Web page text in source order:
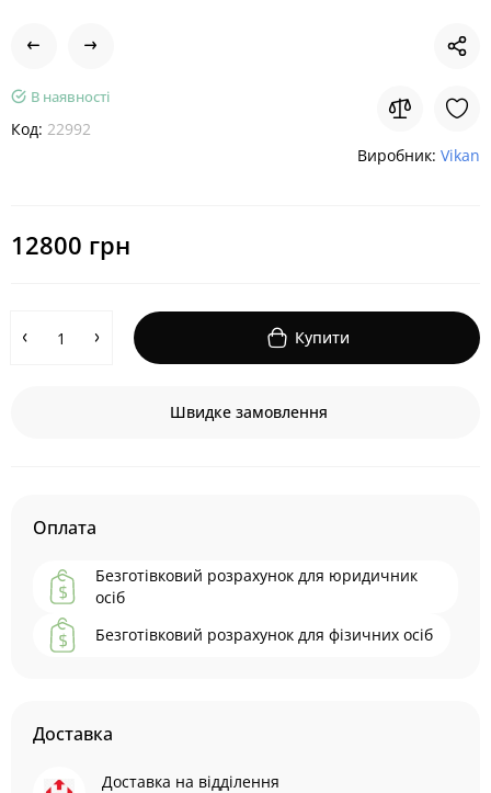
В наявності
Код: 22992
Виробник: Vikan
12800 грн
Купити
Швидке замовлення
Оплата
Безготівковий розрахунок для юридичник
осіб
Безготівковий розрахунок для фізичних осіб
Доставка
Доставка на відділення